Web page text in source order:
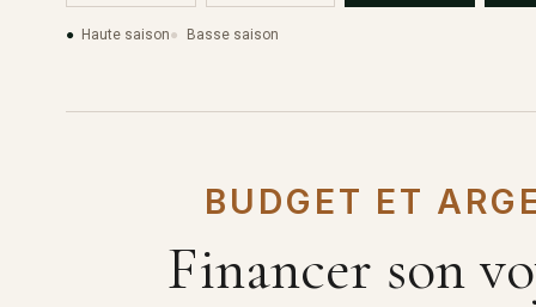
Haute saison Basse saison
BUDGET ET
Financer son